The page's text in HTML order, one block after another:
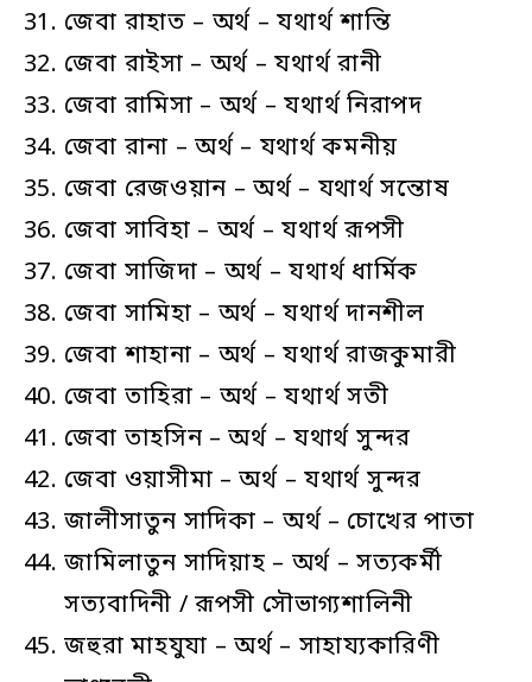
জেবা রাহাত – অর্থ – যথার্থ শান্তি
জেবা রাইসা – অর্থ – যথার্থ রানী
জেবা রামিসা – অর্থ – যথার্থ নিরাপদ
জেবা রানা – অর্থ – যথার্থ কমনীয়
জেবা রেজওয়ান – অর্থ – যথার্থ সন্তোষ
জেবা সাবিহা – অর্থ – যথার্থ রূপসী
জেবা সাজিদা – অর্থ – যথার্থ ধার্মিক
জেবা সামিহা – অর্থ – যথার্থ দানশীল
জেবা শাহানা – অর্থ – যথার্থ রাজকুমারী
জেবা তাহিরা – অর্থ – যথার্থ সতী
জেবা তাহসিন – অর্থ – যথার্থ সুন্দর
জেবা ওয়াসীমা – অর্থ – যথার্থ সুন্দর
জালীসাতুন সাদিকা – অর্থ – চোখের পাতা
জামিলাতুন সাদিয়াহ – অর্থ – সত্যকর্মী
সত্যবাদিনী / রূপসী সৌভাগ্যশালিনী
জহুরা মাহযুযা – অর্থ – সাহায্যকারিণী